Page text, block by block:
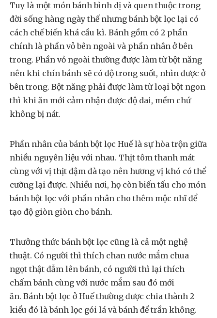
Tuy là một món bánh bình dị và quen thuộc trong
đời sống hàng ngày thế nhưng bánh bột lọc lại có
cách chế biến khá cầu kì. Bánh gồm có 2 phần
chính là phần vỏ bên ngoài và phần nhân ở bên
trong. Phần vỏ ngoài thường được làm từ bột năng
nên khi chín bánh sẽ có độ trong suốt, nhìn được ở
bên trong. Bột năng phải được làm từ loại bột ngon
thì khi ăn mới cảm nhận được độ dai, mềm chứ
không bị nát.
Phần nhân của bánh bột lọc Huế là sự hòa trộn giữa
nhiều nguyên liệu với nhau. Thịt tôm thanh mát
cùng với vị thịt đậm đà tạo nên hương vị khó có thể
cưỡng lại được. Nhiều nơi, họ còn biến tấu cho món
bánh bột lọc với phần nhân cho thêm mộc nhĩ để
tạo độ giòn giòn cho bánh.
Thưởng thức bánh bột lọc cũng là cả một nghệ
thuật. Có người thì thích chan nước mắm chua
ngọt thật đẫm lên bánh, có người thì lại thích
chấm bánh cùng với nước mắm sau đó mới
ăn. Bánh bột lọc ở Huế thường được chia thành 2
kiểu đó là bánh lọc gói lá và bánh để trần không.